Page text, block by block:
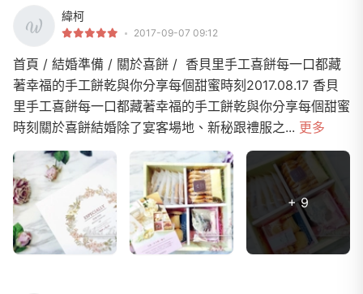
緯柯
2017-09-07 09:12
首頁 / 結婚準備 / 關於喜餅 / 香貝里手工喜餅每一口都藏
著幸福的手工餅乾與你分享每個甜蜜時刻2017.08.17 香貝
里手工喜餅每一口都藏著幸福的手工餅乾與你分享每個甜蜜
時刻關於喜餅結婚除了宴客場地、新秘跟禮服之... 更多
+ 9